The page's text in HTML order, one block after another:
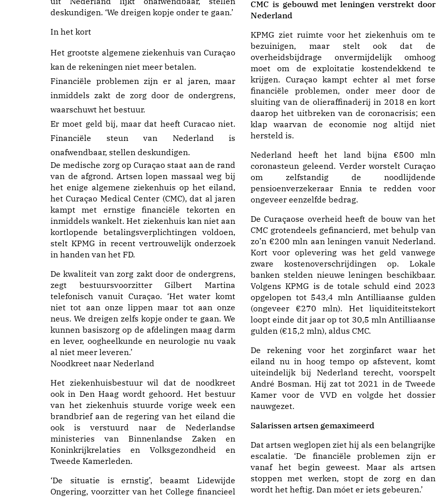
deskundigen. ‘We dreigen kopje onder te gaan.’
In het kort
Het grootste algemene ziekenhuis van Curaçao
kan de rekeningen niet meer betalen.
Financiële problemen zijn er al jaren, maar
inmiddels zakt de zorg door de ondergrens,
waarschuwt het bestuur.
Er moet geld bij, maar dat heeft Curacao niet.
Financiële steun van Nederland is
onafwendbaar, stellen deskundigen.
De medische zorg op Curaçao staat aan de rand
van de afgrond. Artsen lopen massaal weg bij
het enige algemene ziekenhuis op het eiland,
het Curaçao Medical Center (CMC), dat al jaren
kampt met ernstige financiële tekorten en
inmiddels wankelt. Het ziekenhuis kan niet aan
kortlopende betalingsverplichtingen voldoen,
stelt KPMG in recent vertrouwelijk onderzoek
in handen van het FD.
De kwaliteit van zorg zakt door de ondergrens,
zegt bestuursvoorzitter Gilbert Martina
telefonisch vanuit Curaçao. ‘Het water komt
niet tot aan onze lippen maar tot aan onze
neus. We dreigen zelfs kopje onder te gaan. We
kunnen basiszorg op de afdelingen maag darm
en lever, oogheelkunde en neurologie nu vaak
al niet meer leveren.’
Noodkreet naar Nederland
Het ziekenhuisbestuur wil dat de noodkreet
ook in Den Haag wordt gehoord. Het bestuur
van het ziekenhuis stuurde vorige week een
brandbrief aan de regering van het eiland die
ook is verstuurd naar de Nederlandse
ministeries van Binnenlandse Zaken en
Koninkrijkrelaties en Volksgezondheid en
Tweede Kamerleden.
‘De situatie is ernstig’, beaamt Lidewijde
Ongering, voorzitter van het College financieel
CMC is gebouwd met leningen verstrekt door
Nederland
KPMG ziet ruimte voor het ziekenhuis om te
bezuinigen, maar stelt ook dat de
overheidsbijdrage onvermijdelijk omhoog
moet om de exploitatie kostendekkend te
krijgen. Curaçao kampt echter al met forse
financiële problemen, onder meer door de
sluiting van de olieraffinaderij in 2018 en kort
daarop het uitbreken van de coronacrisis; een
klap waarvan de economie nog altijd niet
hersteld is.
Nederland heeft het land bijna €500 mln
coronasteun geleend. Verder worstelt Curaçao
om zelfstandig de noodlijdende
pensioenverzekeraar Ennia te redden voor
ongeveer eenzelfde bedrag.
De Curaçaose overheid heeft de bouw van het
CMC grotendeels gefinancierd, met behulp van
zo’n €200 mln aan leningen vanuit Nederland.
Kort voor oplevering was het geld vanwege
zware kostenoverschrijdingen op. Lokale
banken stelden nieuwe leningen beschikbaar.
Volgens KPMG is de totale schuld eind 2023
opgelopen tot 543,4 mln Antilliaanse gulden
(ongeveer €270 mln). Het liquiditeitstekort
loopt einde dit jaar op tot 30,5 mln Antilliaanse
gulden (€15,2 mln), aldus CMC.
De rekening voor het zorginfarct waar het
eiland nu in hoog tempo op afstevent, komt
uiteindelijk bij Nederland terecht, voorspelt
André Bosman. Hij zat tot 2021 in de Tweede
Kamer voor de VVD en volgde het dossier
nauwgezet.
Salarissen artsen gemaximeerd
Dat artsen weglopen ziet hij als een belangrijke
escalatie. ‘De financiële problemen zijn er
vanaf het begin geweest. Maar als artsen
stoppen met werken, stopt de zorg en dan
wordt het heftig. Dan móet er iets gebeuren.’